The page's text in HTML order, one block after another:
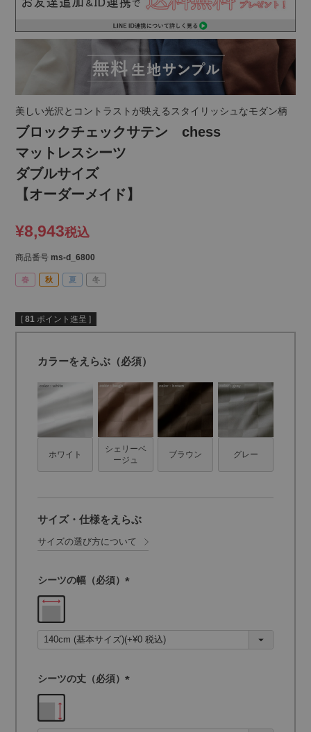
美しい光沢とコントラストが映えるスタイリッシュなモダン柄
ブロックチェックサテン chess
マットレスシーツ
ダブルサイズ
【オーダーメイド】
¥8,943税込
商品番号 ms-d_6800
春 秋 夏 冬
[ 81 ポイント進呈 ]
カラーをえらぶ（必須）
ホワイト
シェリーベ
ージュ
ブラウン グレー
サイズ・仕様をえらぶ
サイズの選び方について
シーツの幅（必須）
須
)
シーツの丈（必須）